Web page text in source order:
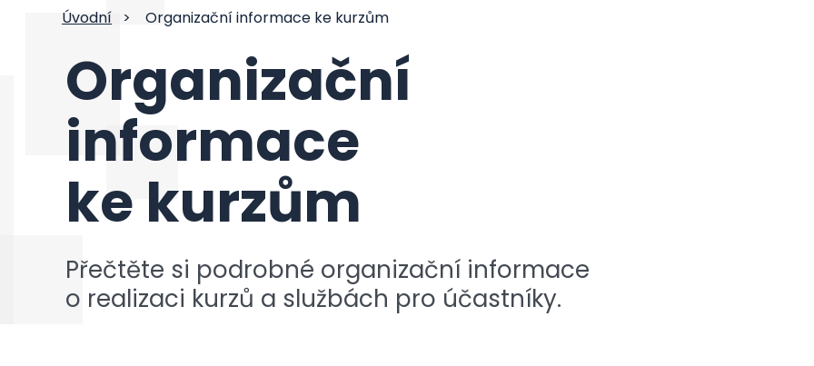
Úvodní > Organizační informace ke kurzům
Organizační
informace
ke kurzům
Přečtěte si podrobné organizační informace
o realizaci kurzů a službách pro účastníky.